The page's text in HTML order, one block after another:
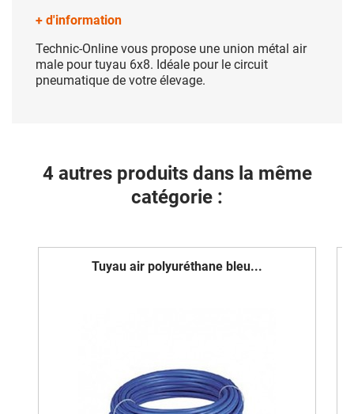
+ d'information
Technic-Online vous propose une union métal air
male pour tuyau 6x8. Idéale pour le circuit
pneumatique de votre élevage.
4 autres produits dans la même
catégorie :
Tuyau air polyuréthane bleu...